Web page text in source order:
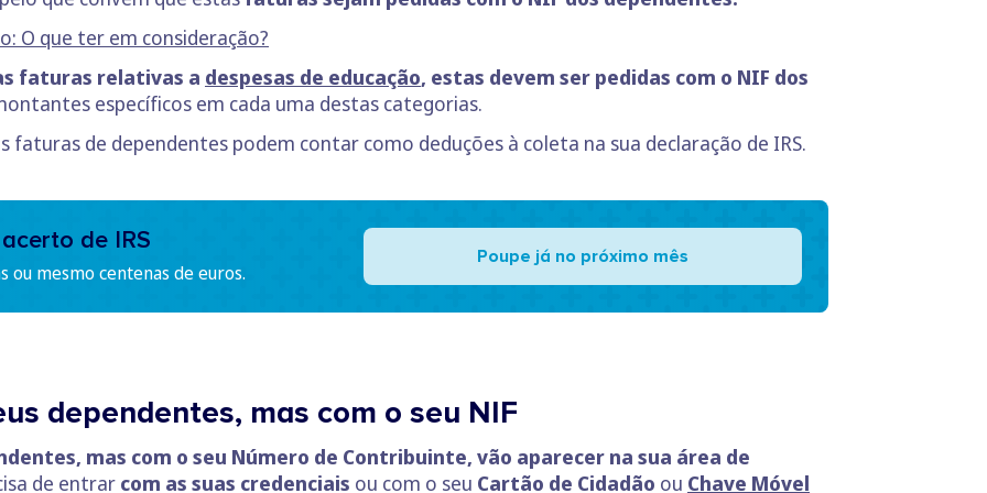
O que ter em consideração?
faturas relativas a despesas de educação, estas devem ser pedidas com o NIF dos
específicos em cada uma destas categorias.
faturas de dependentes podem contar como deduções à coleta na sua declaração de IRS.
de IRS
ou mesmo centenas de euros.
Poupe já no próximo mês
dependentes, mas com o seu NIF
mas com o seu Número de Contribuinte, vão aparecer na sua área de
de entrar com as suas credenciais ou com o seu Cartão de Cidadão ou Chave Móvel